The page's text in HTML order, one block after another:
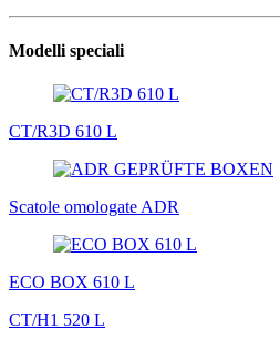
Modelli speciali
CT/R3D 610 L
Scatole omologate ADR
ECO BOX 610 L
CT/H1 520 L